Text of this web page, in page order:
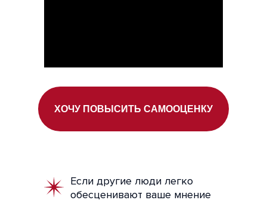
ХОЧУ ПОВЫСИТЬ САМООЦЕНКУ
Если другие люди легко
обесценивают ваше мнение